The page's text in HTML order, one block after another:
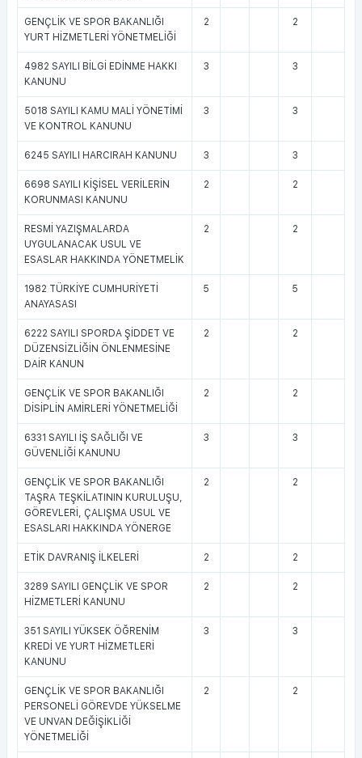
GENÇLİK VE SPOR BAKANLIĞI
YURT HİZMETLERİ YÖNETMELİĞİ
2 2
4982 SAYILI BİLGİ EDİNME HAKKI
KANUNU
3 3
5018 SAYILI KAMU MALİ YÖNETİMİ
VE KONTROL KANUNU
3 3
6245 SAYILI HARCIRAH KANUNU 3 3
6698 SAYILI KİŞİSEL VERİLERİN
KORUNMASI KANUNU
2 2
RESMİ YAZIŞMALARDA
UYGULANACAK USUL VE
ESASLAR HAKKINDA YÖNETMELİK
2 2
1982 TÜRKİYE CUMHURİYETİ
ANAYASASI
5 5
6222 SAYILI SPORDA ŞİDDET VE
DÜZENSİZLİĞİN ÖNLENMESİNE
DAİR KANUN
2 2
GENÇLİK VE SPOR BAKANLIĞI
DİSİPLİN AMİRLERİ YÖNETMELİĞİ
2 2
6331 SAYILI İŞ SAĞLIĞI VE
GÜVENLİĞİ KANUNU
3 3
GENÇLİK VE SPOR BAKANLIĞI
TAŞRA TEŞKİLATININ KURULUŞU,
GÖREVLERİ, ÇALIŞMA USUL VE
ESASLARI HAKKINDA YÖNERGE
2 2
ETİK DAVRANIŞ İLKELERİ 2 2
3289 SAYILI GENÇLİK VE SPOR
HİZMETLERİ KANUNU
2 2
351 SAYILI YÜKSEK ÖĞRENİM
KREDİ VE YURT HİZMETLERİ
KANUNU
3 3
GENÇLİK VE SPOR BAKANLIĞI
PERSONELİ GÖREVDE YÜKSELME
VE UNVAN DEĞİŞİKLİĞİ
YÖNETMELİĞİ
2 2